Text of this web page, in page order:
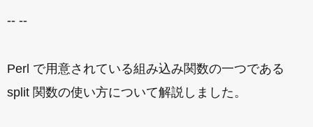
-- --
Perl で用意されている組み込み関数の一つである
split 関数の使い方について解説しました。